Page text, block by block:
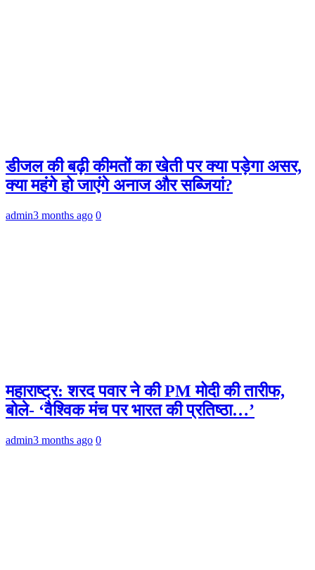
डीजल की बढ़ी कीमतों का खेती पर क्या पड़ेगा असर,
क्या महंगे हो जाएंगे अनाज और सब्जियां?
admin3 months ago 0
महाराष्ट्र: शरद पवार ने की PM मोदी की तारीफ,
बोले- ‘वैश्विक मंच पर भारत की प्रतिष्ठा…’
admin3 months ago 0